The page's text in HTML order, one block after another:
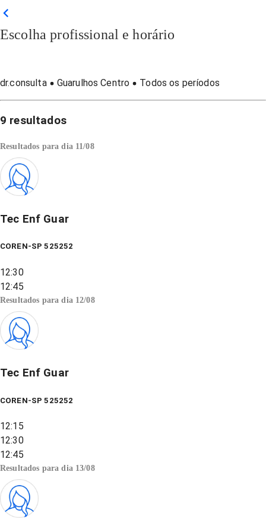
Escolha profissional e horário
dr.consulta Guarulhos Centro Todos os períodos
9 resultados
Resultados para dia 11/08
Tec Enf Guar
COREN-SP 525252
12:30
12:45
Resultados para dia 12/08
Tec Enf Guar
COREN-SP 525252
12:15
12:30
12:45
Resultados para dia 13/08